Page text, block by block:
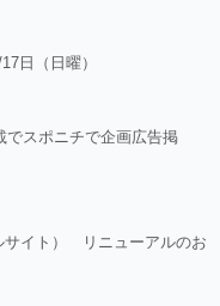
日（日曜）
でスポニチで企画広告掲
イト） リニューアルのお